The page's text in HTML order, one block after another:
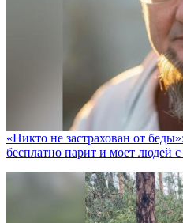
«Никто не заcтрахован от
бесплатно парит и моет людей